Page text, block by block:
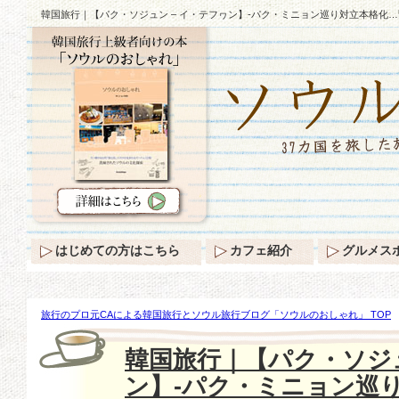
韓国旅行｜【パク・ソジュン – イ・テフヮン】-パク・ミニョン巡り対立本格化
旅行のプロ元CAによる韓国旅行とソウル旅行ブログ「ソウルのおしゃれ」 TOP
【パク・ソジュン – イ・テフヮン】-パク・ミニョン巡り対立本格化…緊張感高
韓国旅行｜【パク・ソ
ン】-パク・ミニョン巡
はじめての方はこちら カフェ紹介 グルメス